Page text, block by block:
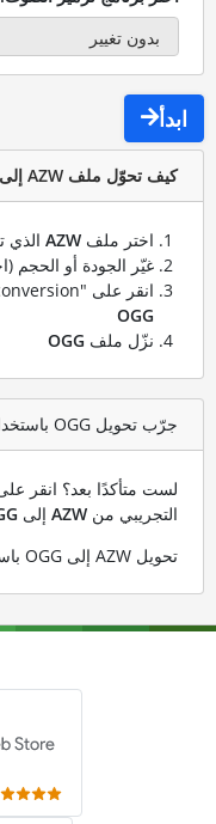
ابدأ
كيف تحوّل ملف AZW إلى ملف OGG؟
اختر ملف AZWالذي
غيّر الجودة أو الحجم
انقر على "Start conversion" لتحويل ملفك من
OGG
نزّل ملف OGG
جرّب تحويل OGG باستخدام ملف اختبار AZW
لست متأكدًا بعد؟ انقر
التجريبي من AZWإلى
تحويل AZW إلى OGG باستخدام ملف AZW التجريبي الخاص بنا